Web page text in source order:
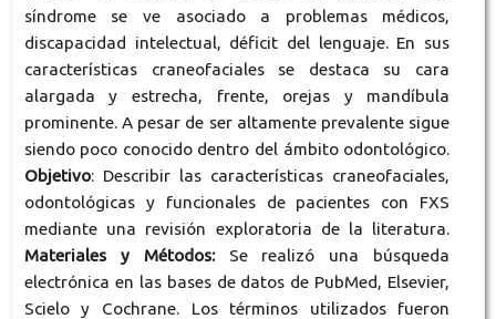
síndrome se ve asociado a problemas médicos,
discapacidad intelectual, déficit del lenguaje. En sus
características craneofaciales se destaca su cara
alargada y estrecha, frente, orejas y mandíbula
prominente. A pesar de ser altamente prevalente sigue
siendo poco conocido dentro del ámbito odontológico.
Objetivo: Describir las características craneofaciales,
odontológicas y funcionales de pacientes con FXS
mediante una revisión exploratoria de la literatura.
Materiales y
Métodos:Se realizó una búsqueda
electrónica en las bases de datos de PubMed, Elsevier,
Scielo y Cochrane. Los términos utilizados fueron